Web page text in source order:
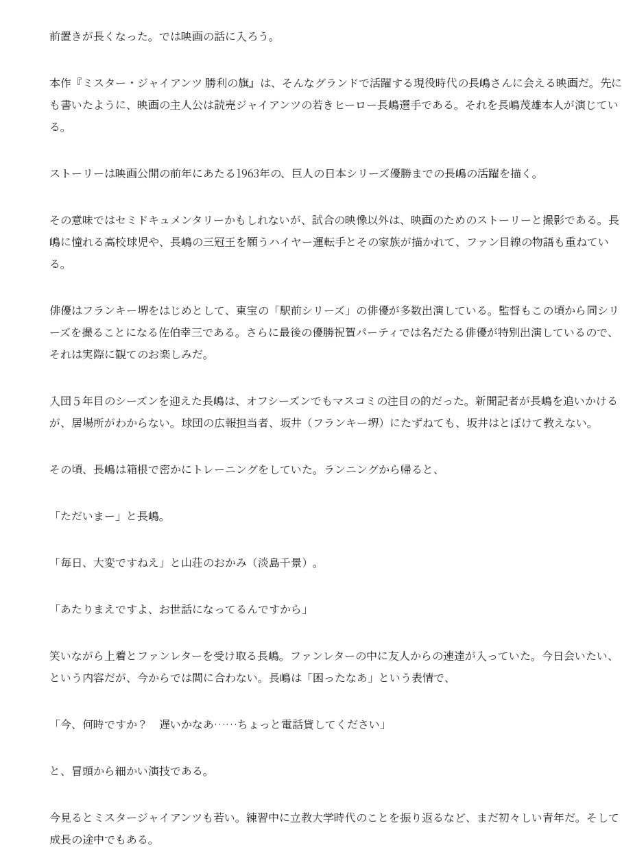
前置きが長くなった。では映画の話に入ろう。
本作『ミスター・ジャイアンツ 勝利の旗』は、そんなグランドで活躍する現役時代の長嶋さんに会える映画だ。先に
も書いたように、映画の主人公は読売ジャイアンツの若きヒーロー長嶋選手である。それを長嶋茂雄本人が演じてい
る。
ストーリーは映画公開の前年にあたる1963年の、巨人の日本シリーズ優勝までの長嶋の活躍を描く。
その意味ではセミドキュメンタリーかもしれないが、試合の映像以外は、映画のためのストーリーと撮影である。長
嶋に憧れる高校球児や、長嶋の三冠王を願うハイヤー運転手とその家族が描かれて、ファン目線の物語も重ねてい
る。
俳優はフランキー堺をはじめとして、東宝の「駅前シリーズ」の俳優が多数出演している。監督もこの頃から同シリ
ーズを撮ることになる佐伯幸三である。さらに最後の優勝祝賀パーティでは名だたる俳優が特別出演しているので、
それは実際に観てのお楽しみだ。
入団５年目のシーズンを迎えた長嶋は、オフシーズンでもマスコミの注目の的だった。新聞記者が長嶋を追いかける
が、居場所がわからない。球団の広報担当者、坂井（フランキー堺）にたずねても、坂井はとぼけて教えない。
その頃、長嶋は箱根で密かにトレーニングをしていた。ランニングから帰ると、
「ただいまー」と長嶋。
「毎日、大変ですねえ」と山荘のおかみ（淡島千景）。
「あたりまえですよ、お世話になってるんですから」
笑いながら上着とファンレターを受け取る長嶋。ファンレターの中に友人からの速達が入っていた。今日会いたい、
という内容だが、今からでは間に合わない。長嶋は「困ったなあ」という表情で、
「今、何時ですか？ 遅いかなあ……ちょっと電話貸してください」
と、冒頭から細かい演技である。
今見るとミスタージャイアンツも若い。練習中に立教大学時代のことを振り返るなど、まだ初々しい青年だ。そして
成長の途中でもある。